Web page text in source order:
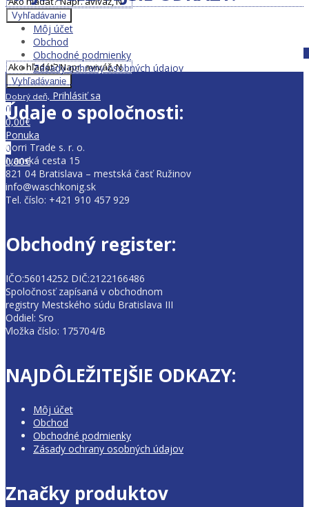
Vyhľadávanie
Zavrieť MENU
Zavrieť MENU
Vyhľadávanie
Dobrý deň, Prihlásiť sa
0
0,00€
Ponuka
0
0,00€
Môj účet
Obchod
Obchodné podmienky
Zásady ochrany osobných údajov
Údaje o spoločnosti:
Corri Trade s. r. o.
Ivanská cesta 15
821 04 Bratislava – mestská časť Ružinov
info@waschkonig.sk
Tel. číslo: +421 910 457 929
Obchodný register:
IČO:56014252 DIČ:2122166486
Spoločnosť zapísaná v obchodnom
registry Mestského súdu Bratislava III
Oddiel: Sro
Vložka číslo: 175704/B
NAJDÔLEŽITEJŠIE ODKAZY:
Môj účet
Obchod
Obchodné podmienky
Zásady ochrany osobných údajov
Značky produktov